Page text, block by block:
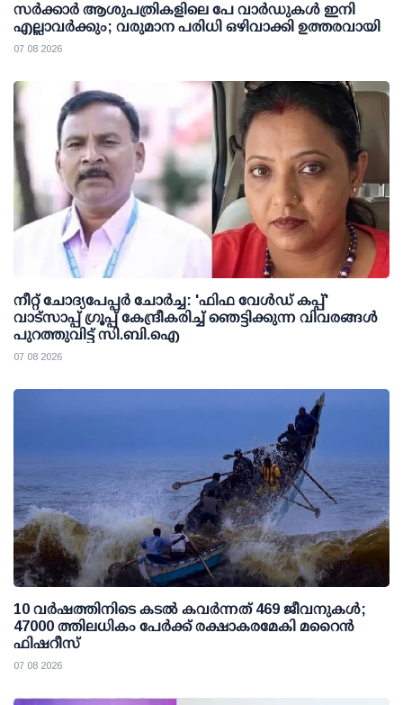
സര്‍ക്കാര്‍ ആശുപത്രികളിലെ പേ വാര്‍ഡുകള്‍ ഇനി
എല്ലാവര്‍ക്കും; വരുമാന പരിധി ഒഴിവാക്കി ഉത്തരവായി
07 08 2026
നീറ്റ് ചോദ്യപേപ്പര്‍ ചോര്‍ച്ച: 'ഫിഫ വേള്‍ഡ് കപ്പ്'
വാട്സാപ്പ് ഗ്രൂപ്പ് കേന്ദ്രീകരിച്ച് ഞെട്ടിക്കുന്ന വിവരങ്ങള്‍
പുറത്തുവിട്ട് സി.ബി.ഐ
07 08 2026
10 വര്‍ഷത്തിനിടെ കടല്‍ കവര്‍ന്നത് 469 ജീവനുകള്‍;
47000 ത്തിലധികം പേര്‍ക്ക് രക്ഷാകരമേകി മറൈന്‍
ഫിഷറീസ്
07 08 2026